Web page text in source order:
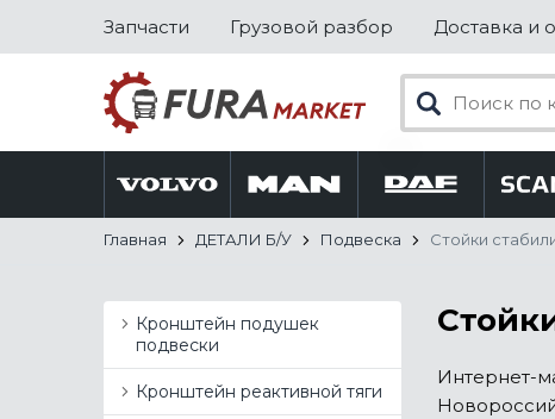
Запчасти Грузовой разбор Доставка и
Главная ДЕТАЛИ Б/У Подвеска Стойки
Кронштейн подушек
подвески
Кронштейн реактивной тяги
Интернет-